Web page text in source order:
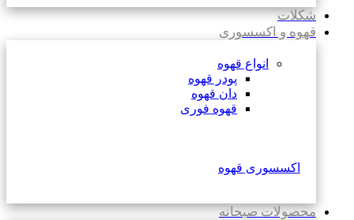
شکلات
قهوه و اکسسوری
انواع قهوه
پودر قهوه
دان قهوه
قهوه فوری
اکسسوری قهوه
محصولات صبحانه